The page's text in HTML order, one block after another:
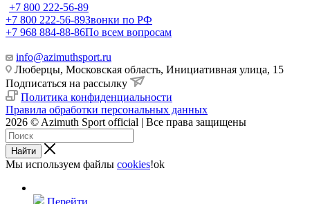
+7 800 222-56-89
+7 800 222-56-89Звонки по РФ
+7 968 884-88-86По всем вопросам
info@azimuthsport.ru
Люберцы, Московская область, Инициативная улица, 15
Подписаться на рассылку
Политика конфиденциальности
Правила обработки персональных данных
2026 © Azimuth Sport official | Все права защищены
Найти
Мы используем файлы cookies!ok
Перейти